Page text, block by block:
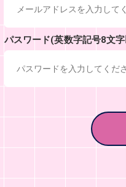
パスワード(英数字記号8文